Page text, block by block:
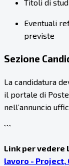
Titoli di
Eventuali
previste
Sezione
La candidatura
il portale di
nell’annuncio
```
Link per vedere
lavoro - Project,